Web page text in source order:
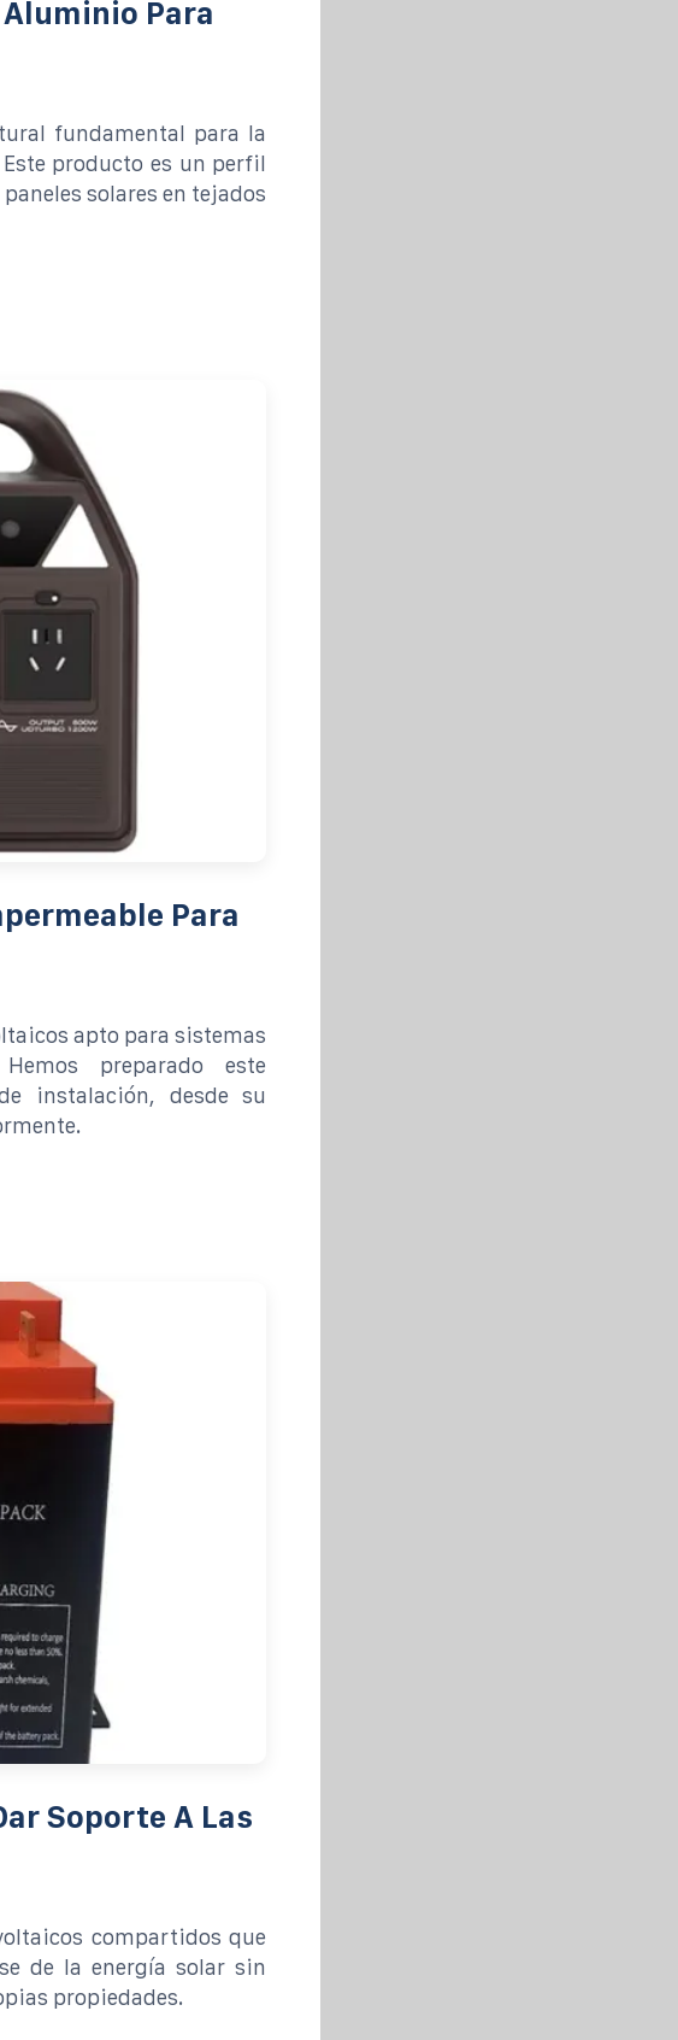
Aluminio Para
fundamental para la
producto es un perfil
solares en tejados
Para
apto para sistemas
preparado este
instalación, desde su
Soporte A Las
compartidos que
de la energía solar sin
propiedades.